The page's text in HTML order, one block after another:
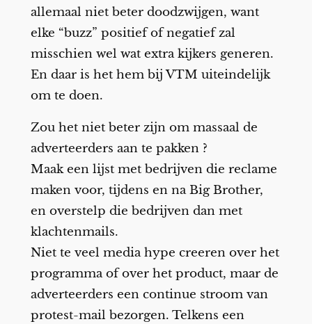
allemaal niet beter doodzwijgen, want
elke “buzz” positief of negatief zal
misschien wel wat extra kijkers generen.
En daar is het hem bij VTM uiteindelijk
om te doen.
Zou het niet beter zijn om massaal de
adverteerders aan te pakken ?
Maak een lijst met bedrijven die reclame
maken voor, tijdens en na Big Brother,
en overstelp die bedrijven dan met
klachtenmails.
Niet te veel media hype creeren over het
programma of over het product, maar de
adverteerders een continue stroom van
protest-mail bezorgen. Telkens een